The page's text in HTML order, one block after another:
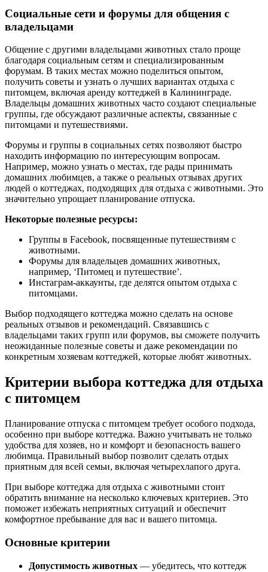
Социальные сети и форумы для общения с
владельцами
Общение с другими владельцами животных стало проще
благодаря социальным сетям и специализированным
форумам. В таких местах можно поделиться опытом,
получить советы и узнать о лучших вариантах отдыха с
питомцем, включая аренду коттеджей в Калининграде.
Владельцы домашних животных часто создают специальные
группы, где обсуждают различные аспекты, связанные с
питомцами и путешествиями.
Форумы и группы в социальных сетях позволяют быстро
находить информацию по интересующим вопросам.
Например, можно узнать о местах, где рады принимать
домашних любимцев, а также о реальных отзывах других
людей о коттеджах, подходящих для отдыха с животными. Это
значительно упрощает планирование отпуска.
Некоторые полезные ресурсы:
Группы в Facebook, посвященные путешествиям с
животными.
Форумы для владельцев домашних животных,
например, ‘Питомец и путешествие’.
Инстаграм-аккаунты, где делятся опытом отдыха с
питомцами.
Выбор подходящего коттеджа можно сделать на основе
реальных отзывов и рекомендаций. Связавшись с
владельцами таких групп или форумов, вы сможете получить
неожиданные полезные советы и даже рекомендации по
конкретным хозяевам коттеджей, которые любят животных.
Критерии выбора коттеджа для отдыха
с питомцем
Планирование отпуска с питомцем требует особого подхода,
особенно при выборе коттеджа. Важно учитывать не только
удобства для хозяев, но и комфорт и безопасность вашего
любимца. Правильный выбор позволит сделать отдых
приятным для всей семьи, включая четырехлапого друга.
При выборе коттеджа для отдыха с животными стоит
обратить внимание на несколько ключевых критериев. Это
поможет избежать неприятных ситуаций и обеспечит
комфортное пребывание для вас и вашего питомца.
Основные критерии
Допустимость животных — убедитесь, что коттедж